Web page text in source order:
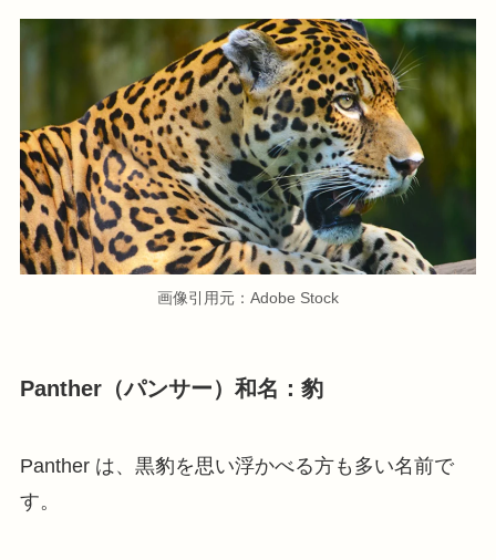
画像引用元：Adobe Stock
Panther（パンサー）和名：豹
Panther は、黒豹を思い浮かべる方も多い名前で
す。